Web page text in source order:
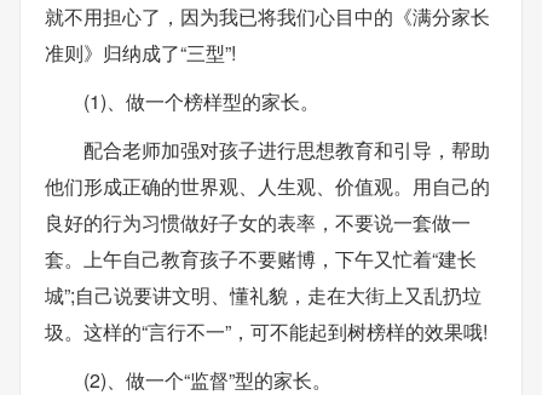
就不用担心了，因为我已将我们心目中的《满分家长
准则》归纳成了“三型”!
(1)、做一个榜样型的家长。
配合老师加强对孩子进行思想教育和引导，帮助
他们形成正确的世界观、人生观、价值观。用自己的
良好的行为习惯做好子女的表率，不要说一套做一
套。上午自己教育孩子不要赌博，下午又忙着“建长
城”;自己说要讲文明、懂礼貌，走在大街上又乱扔垃
圾。这样的“言行不一”，可不能起到树榜样的效果哦!
(2)、做一个“监督”型的家长。